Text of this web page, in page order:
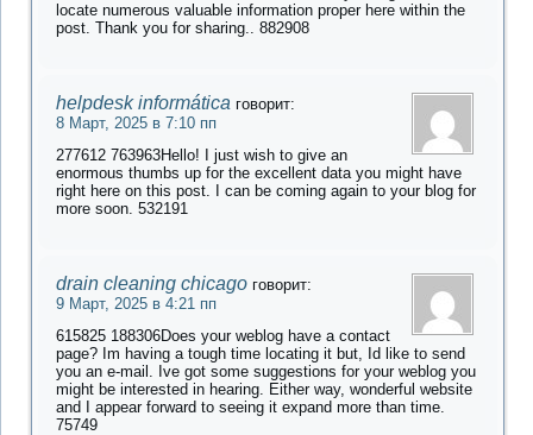
locate numerous valuable information proper here within the
post. Thank you for sharing.. 882908
helpdesk informática говорит:
8 Март, 2025 в 7:10 пп
277612 763963Hello! I just wish to give an
enormous thumbs up for the excellent data you might have
right here on this post. I can be coming again to your blog for
more soon. 532191
drain cleaning chicago говорит:
9 Март, 2025 в 4:21 пп
615825 188306Does your weblog have a contact
page? Im having a tough time locating it but, Id like to send
you an e-mail. Ive got some suggestions for your weblog you
might be interested in hearing. Either way, wonderful website
and I appear forward to seeing it expand more than time.
75749